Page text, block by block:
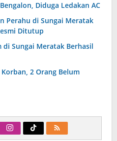
Diduga Ledakan AC
Perahu di Sungai Meratak
Ditutup
di Sungai Meratak Berhasil
2 Orang Belum